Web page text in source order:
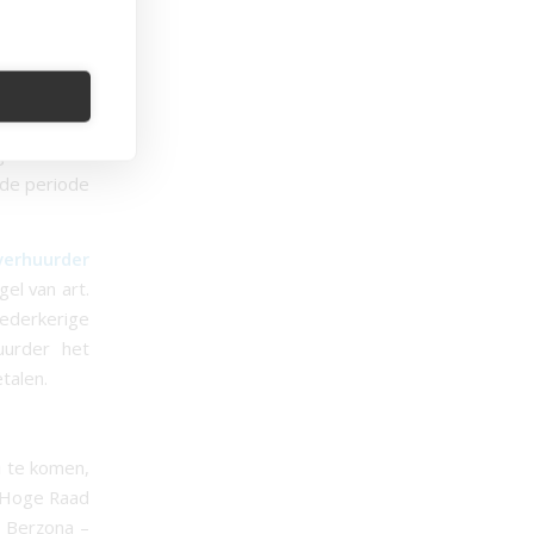
art. 39
als de
met
periode
van art.
het
komen,
Raad
–